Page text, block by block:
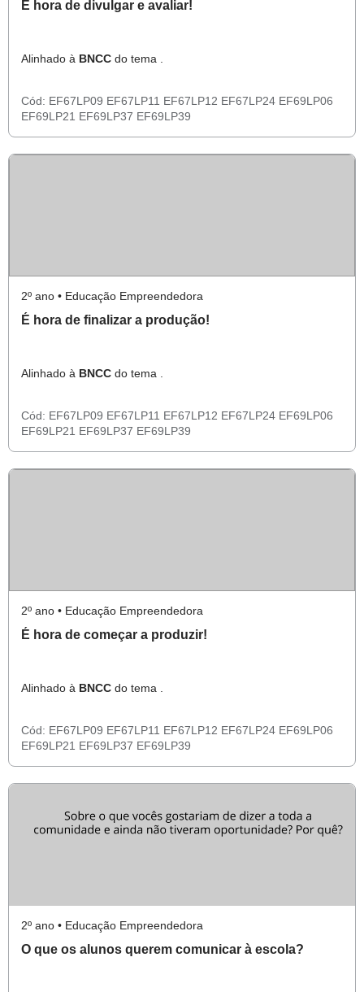
É hora de divulgar e avaliar!
Alinhado à BNCC do tema .
Cód: EF67LP09 EF67LP11 EF67LP12 EF67LP24 EF69LP06
EF69LP21 EF69LP37 EF69LP39
2º ano • Educação Empreendedora
É hora de finalizar a produção!
Alinhado à BNCC do tema .
Cód: EF67LP09 EF67LP11 EF67LP12 EF67LP24 EF69LP06
EF69LP21 EF69LP37 EF69LP39
2º ano • Educação Empreendedora
É hora de começar a produzir!
Alinhado à BNCC do tema .
Cód: EF67LP09 EF67LP11 EF67LP12 EF67LP24 EF69LP06
EF69LP21 EF69LP37 EF69LP39
2º ano • Educação Empreendedora
O que os alunos querem comunicar à escola?